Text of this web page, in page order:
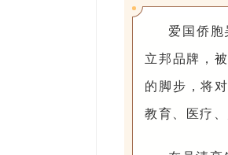
爱国侨胞
立邦品牌，
的脚步，将
教育、医疗